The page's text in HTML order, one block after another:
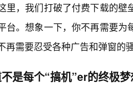
里，我们打破了付费下载的
台。想象一下，你不再需要
再需要忍受各种广告和弹窗的
是每个“搞机”er的终极